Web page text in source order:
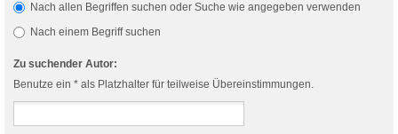
Nach allen Begriffen suchen oder Suche wie angegeben verwenden
Nach einem Begriff suchen
Zu suchender Autor:
Benutze ein * als Platzhalter für teilweise Übereinstimmungen.